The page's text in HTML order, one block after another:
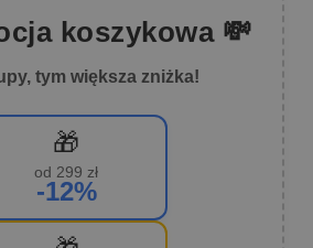
koszykowa 💸
tym większa zniżka!
🎁
od 299 zł
-12%